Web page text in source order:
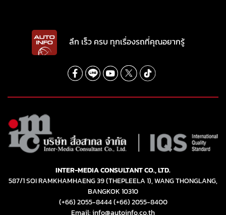
ลึก เร็ว ครบ ทุกเรื่องรถที่คุณอยากรู้
INTER-MEDIA CONSULTANT CO., LTD.
587/1 SOI RAMKHAMHAENG 39 (THEPLEELA 1), WANG THONGLANG,
BANGKOK 10310
(+66) 2055-8444(+66) 2055-8400
Email: info@autoinfo.co.th